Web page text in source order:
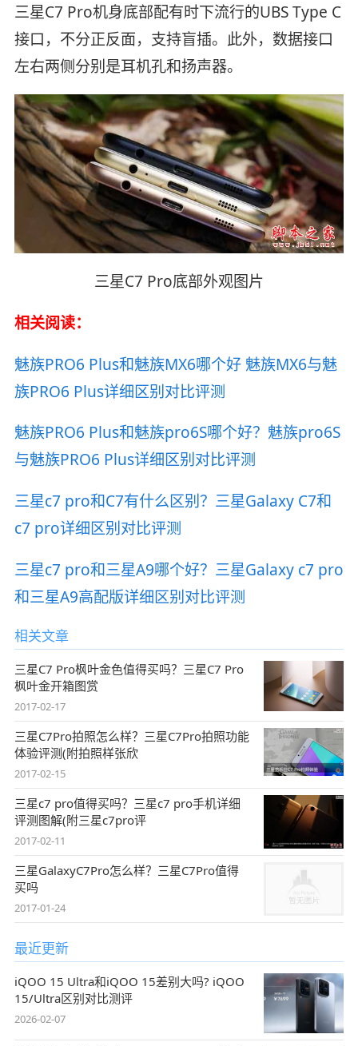
三星C7 Pro机身底部配有时下流行的UBS Type C
接口，不分正反面，支持盲插。此外，数据接口
左右两侧分别是耳机孔和扬声器。
三星C7 Pro底部外观图片
相关阅读：
魅族PRO6 Plus和魅族MX6哪个好 魅族MX6与魅
族PRO6 Plus详细区别对比评测
魅族PRO6 Plus和魅族pro6S哪个好？魅族pro6S
与魅族PRO6 Plus详细区别对比评测
三星c7 pro和C7有什么区别？三星Galaxy C7和
c7 pro详细区别对比评测
三星c7 pro和三星A9哪个好？三星Galaxy c7 pro
和三星A9高配版详细区别对比评测
相关文章
三星C7 Pro枫叶金色值得买吗？三星C7 Pro
枫叶金开箱图赏
2017-02-17
三星C7Pro拍照怎么样？三星C7Pro拍照功能
体验评测(附拍照样张欣
2017-02-15
三星c7 pro值得买吗？三星c7 pro手机详细
评测图解(附三星c7pro评
2017-02-11
三星GalaxyC7Pro怎么样？三星C7Pro值得
买吗
2017-01-24
最近更新
iQOO 15 Ultra和iQOO 15差别大吗? iQOO
15/Ultra区别对比测评
2026-02-07